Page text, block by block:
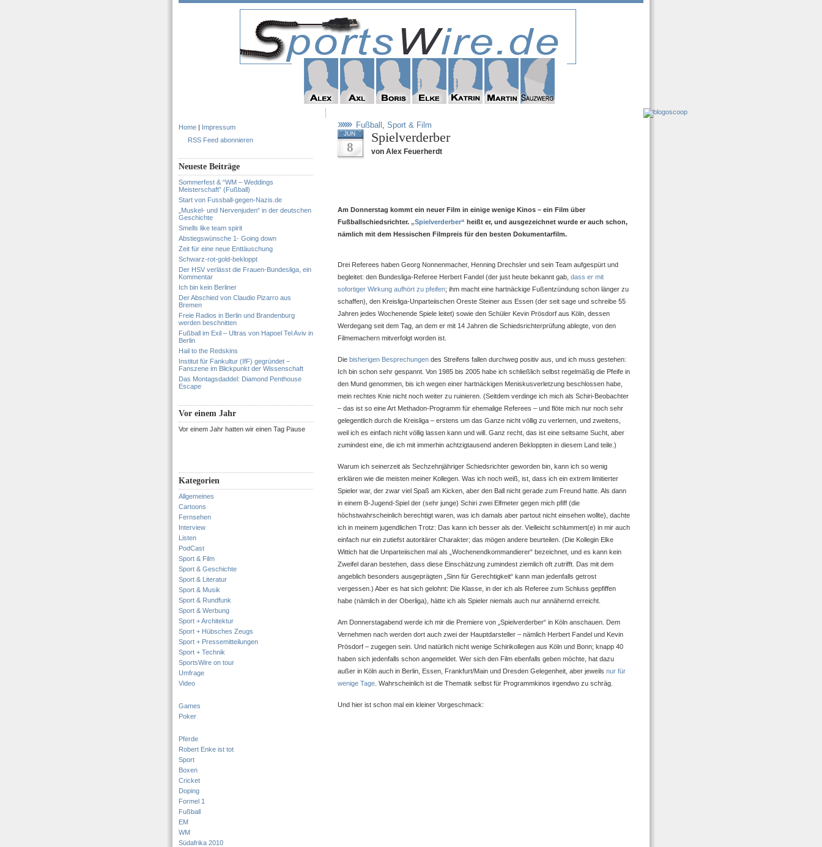
Home | Impressum
RSS Feed abonnieren
Neueste Beiträge
Sommerfest & “WM – Weddings
Meisterschaft” (Fußball)
Start von Fussball-gegen-Nazis.de
„Muskel- und Nervenjuden“ in der deutschen
Geschichte
Smells like team spirit
Abstiegswünsche 1- Going down
Zeit für eine neue Enttäuschung
Schwarz-rot-gold-bekloppt
Der HSV verlässt die Frauen-Bundesliga, ein
Kommentar
Ich bin kein Berliner
Der Abschied von Claudio Pizarro aus
Bremen
Freie Radios in Berlin und Brandenburg
werden beschnitten
Fußball im Exil – Ultras von Hapoel Tel Aviv in
Berlin
Hail to the Redskins
Institut für Fankultur (IfF) gegründet –
Fanszene im Blickpunkt der Wissenschaft
Das Montagsdaddel: Diamond Penthouse
Escape
Vor einem Jahr
Vor einem Jahr hatten wir einen Tag Pause
Kategorien
Allgemeines
Cartoons
Fernsehen
Interview
Listen
PodCast
Sport & Film
Sport & Geschichte
Sport & Literatur
Sport & Musik
Sport & Rundfunk
Sport & Werbung
Sport + Architektur
Sport + Hübsches Zeugs
Sport + Pressemitteilungen
Sport + Technik
SportsWire on tour
Umfrage
Video
Games
Poker
Pferde
Robert Enke ist tot
Sport
Boxen
Cricket
Doping
Formel 1
Fußball
EM
WM
Südafrika 2010
Fußball , Sport & Film
JUN
8
Spielverderber
von Alex Feuerherdt
Am Donnerstag kommt ein neuer Film in einige wenige Kinos – ein Film über
Fußballschiedsrichter. „Spielverderber“ heißt er, und ausgezeichnet wurde er auch schon,
nämlich mit dem Hessischen Filmpreis für den besten Dokumentarfilm.
Drei Referees haben Georg Nonnenmacher, Henning Drechsler und sein Team aufgespürt und
begleitet: den Bundesliga-Referee Herbert Fandel (der just heute bekannt gab, dass er mit
sofortiger Wirkung aufhört zu pfeifen; ihm macht eine hartnäckige Fußentzündung schon länger zu
schaffen), den Kreisliga-Unparteiischen Oreste Steiner aus Essen (der seit sage und schreibe 55
Jahren jedes Wochenende Spiele leitet) sowie den Schüler Kevin Prösdorf aus Köln, dessen
Werdegang seit dem Tag, an dem er mit 14 Jahren die Schiedsrichterprüfung ablegte, von den
Filmemachern mitverfolgt worden ist.
Die bisherigen Besprechungen des Streifens fallen durchweg positiv aus, und ich muss gestehen:
Ich bin schon sehr gespannt. Von 1985 bis 2005 habe ich schließlich selbst regelmäßig die Pfeife in
den Mund genommen, bis ich wegen einer hartnäckigen Meniskusverletzung beschlossen habe,
mein rechtes Knie nicht noch weiter zu ruinieren. (Seitdem verdinge ich mich als Schiri-Beobachter
– das ist so eine Art Methadon-Programm für ehemalige Referees – und flöte mich nur noch sehr
gelegentlich durch die Kreisliga – erstens um das Ganze nicht völlig zu verlernen, und zweitens,
weil ich es einfach nicht völlig lassen kann und will. Ganz recht, das ist eine seltsame Sucht, aber
zumindest eine, die ich mit immerhin achtzigtausend anderen Bekloppten in diesem Land teile.)
Warum ich seinerzeit als Sechzehnjähriger Schiedsrichter geworden bin, kann ich so wenig
erklären wie die meisten meiner Kollegen. Was ich noch weiß, ist, dass ich ein extrem limitierter
Spieler war, der zwar viel Spaß am Kicken, aber den Ball nicht gerade zum Freund hatte. Als dann
in einem B-Jugend-Spiel der (sehr junge) Schiri zwei Elfmeter gegen mich pfiff (die
höchstwahrscheinlich berechtigt waren, was ich damals aber partout nicht einsehen wollte), dachte
ich in meinem jugendlichen Trotz: Das kann ich besser als der. Vielleicht schlummert(e) in mir auch
einfach nur ein zutiefst autoritärer Charakter; das mögen andere beurteilen. (Die Kollegin Elke
Wittich hat die Unparteiischen mal als „Wochenendkommandierer“ bezeichnet, und es kann kein
Zweifel daran bestehen, dass diese Einschätzung zumindest ziemlich oft zutrifft. Das mit dem
angeblich besonders ausgeprägten „Sinn für Gerechtigkeit“ kann man jedenfalls getrost
vergessen.) Aber es hat sich gelohnt: Die Klasse, in der ich als Referee zum Schluss gepfiffen
habe (nämlich in der Oberliga), hätte ich als Spieler niemals auch nur annähernd erreicht.
Am Donnerstagabend werde ich mir die Premiere von „Spielverderber“ in Köln anschauen. Dem
Vernehmen nach werden dort auch zwei der Hauptdarsteller – nämlich Herbert Fandel und Kevin
Prösdorf – zugegen sein. Und natürlich nicht wenige Schirikollegen aus Köln und Bonn; knapp 40
haben sich jedenfalls schon angemeldet. Wer sich den Film ebenfalls geben möchte, hat dazu
außer in Köln auch in Berlin, Essen, Frankfurt/Main und Dresden Gelegenheit, aber jeweils nur für
wenige Tage . Wahrscheinlich ist die Thematik selbst für Programmkinos irgendwo zu schräg.
Und hier ist schon mal ein kleiner Vorgeschmack: